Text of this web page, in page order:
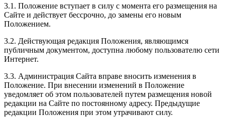
3.1. Положение вступает в силу с момента его размещения на
Сайте и действует бессрочно, до замены его новым
Положением.
3.2. Действующая редакция Положения, являющимся
публичным документом, доступна любому пользователю сети
Интернет.
3.3. Администрация Сайта вправе вносить изменения в
Положение. При внесении изменений в Положение
уведомляет об этом пользователей путем размещения новой
редакции на Сайте по постоянному адресу. Предыдущие
редакции Положения при этом утрачивают силу.